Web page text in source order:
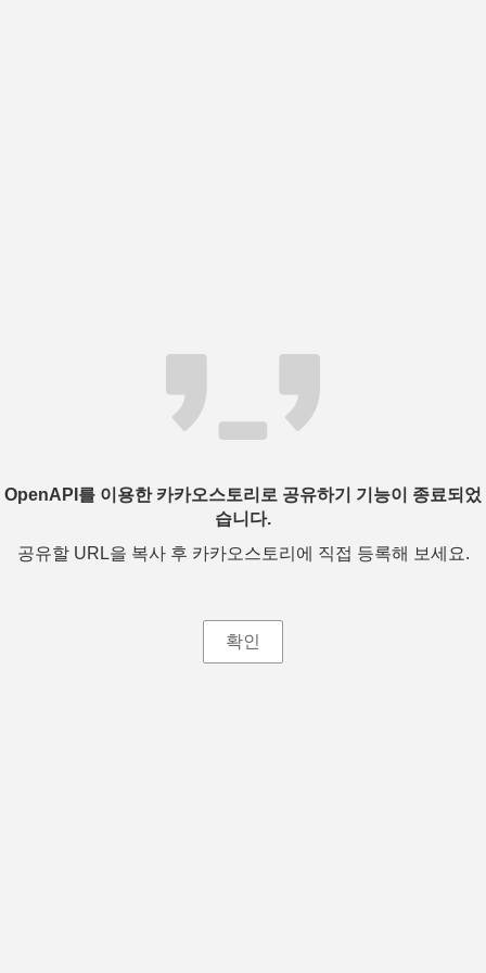
OpenAPI를 이용한 카카오스토리로 공유하기 기능이 종료되었
습니다.
공유할 URL을 복사 후 카카오스토리에 직접 등록해 보세요.
확인